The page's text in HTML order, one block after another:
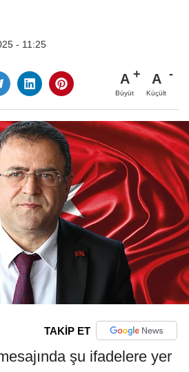
- 11:25
A
Büyüt
A
Küçült
TAKİP ET
şu ifadelere yer